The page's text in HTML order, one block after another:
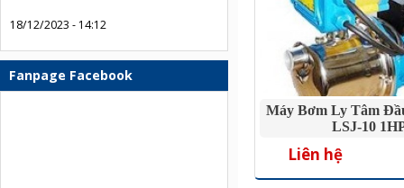
18/12/2023 - 14:12
Fanpage Facebook
Máy Bơm Ly Tâm
LSJ-10
Liên hệ